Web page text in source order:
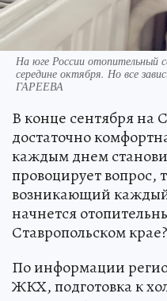
На юге России отопительный
середине октября. Но все
ГАРЕЕВА
В конце сентября на
достаточно
каждым днем
провоцирует вопрос,
возникающий каждый
начнется
Ставропольском крае?
По информации
ЖКХ, подготовка к